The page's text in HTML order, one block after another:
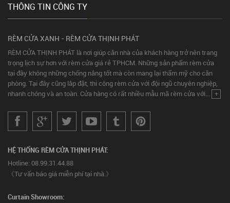
THÔNG TIN CÔNG TY
RÈM CỬA XANH - RÈM CỬA THỊNH PHÁT
RÈM CỬA THỊNH PHÁT là nơi giúp căn nhà của khách hàng trở nên trang
trọng lịch sự hơn với rèm cửa giá rẻ TPHCM. Những sản phẩm rèm cửa
tại đây không những chống nắng tốt mà còn mang lại thẩm mỹ cho căn
phòng. Tại đây cũng lắp đặt, thi công rèm cửa với đội ngũ chuyên nghiệp,
nhanh chóng và an toàn. Cửa hàng có rất nhiều mẫu mã rèm cửa với... +
HỆ THỐNG RÈM CỬA THỊNH PHÁT:
Hotline: 08.99.31.44.88
《Tư vấn báo giá miễn phí tại nhà.》
Curtain Showroom: